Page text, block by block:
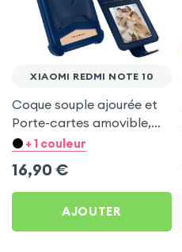
XIAOMI REDMI NOTE 10
Coque souple ajourée et
Porte-cartes amovible,
avec languette
Xiaomi Redmi Note 10
+ 1 couleur
16,90 €
AJOUTER